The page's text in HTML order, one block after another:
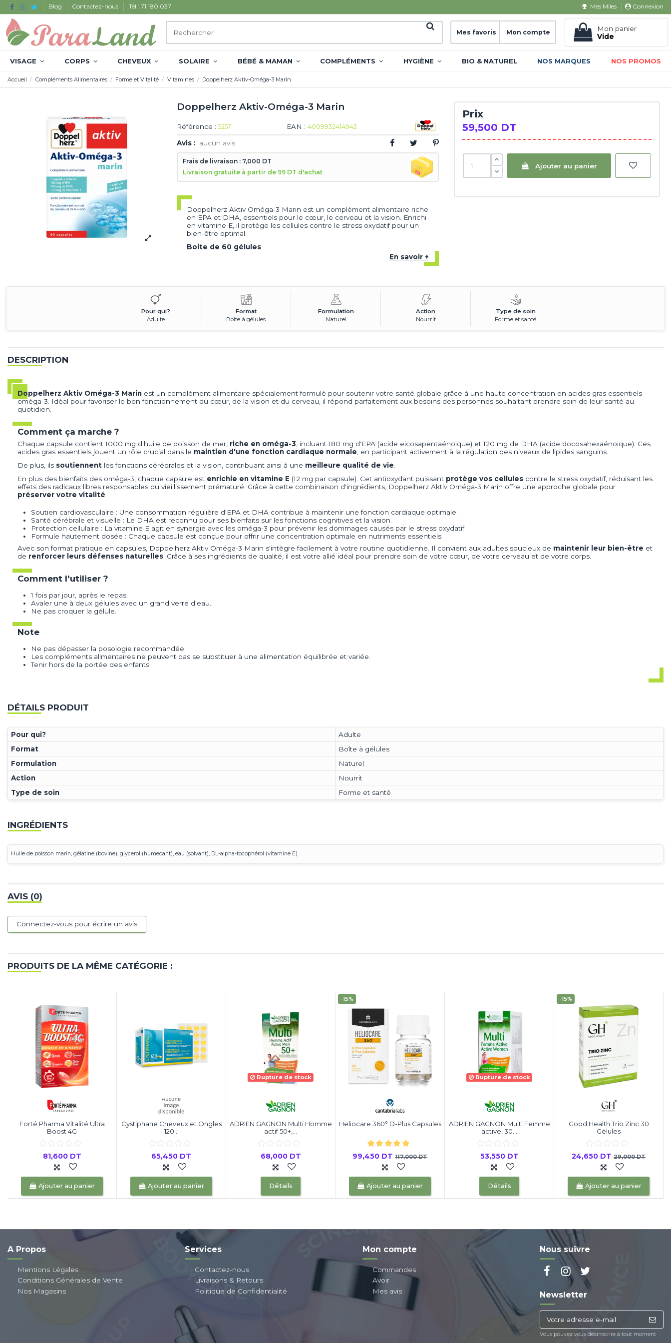
Blog Contactez-nous Tél : 71 180 037 Mes Miles Connexion
Mes favoris Mon compte
Mon panier
Vide
VISAGE CORPS CHEVEUX SOLAIRE BÉBÉ & MAMAN COMPLÉMENTS HYGIÈNE BIO & NATUREL NOS MARQUES NOS PROMOS
Accueil Compléments Alimentaires Forme et Vitalité Vitamines Doppelherz Aktiv-Oméga-3 Marin
Doppelherz Aktiv-Oméga-3 Marin
Référence : 5257 EAN : 4009932414943
Avis : aucun avis
Frais de livraison : 7,000 DT
Livraison gratuite à partir de 99 DT d'achat
Doppelherz Aktiv Oméga-3 Marin est un complément alimentaire riche
en EPA et DHA, essentiels pour le cœur, le cerveau et la vision. Enrichi
en vitamine E, il protège les cellules contre le stress oxydatif pour un
bien-être optimal.
Boite de 60 gélules
En savoir +
Prix
59,500 DT
Ajouter au panier
Pour qui?
Adulte
Format
Boîte à gélules
Formulation
Naturel
Action
Nourrit
Type de soin
Forme et santé
DESCRIPTION
Doppelherz Aktiv Oméga-3 Marin est un complément alimentaire spécialement formulé pour soutenir votre santé globale grâce à une haute concentration en acides gras essentiels
oméga-3. Idéal pour favoriser le bon fonctionnement du cœur, de la vision et du cerveau, il répond parfaitement aux besoins des personnes souhaitant prendre soin de leur santé au
quotidien.
Comment ça marche ?
Chaque capsule contient 1000 mg d'huile de poisson de mer, riche en oméga-3, incluant 180 mg d'EPA (acide eicosapentaénoïque) et 120 mg de DHA (acide docosahexaénoïque). Ces
acides gras essentiels jouent un rôle crucial dans le maintien d'une fonction cardiaque normale, en participant activement à la régulation des niveaux de lipides sanguins.
De plus, ils soutiennent les fonctions cérébrales et la vision, contribuant ainsi à une meilleure qualité de vie
En plus des bienfaits des oméga-3, chaque capsule est enrichie en vitamine E (12 mg par capsule). Cet antioxydant puissant protège vos cellules contre le stress oxydatif, réduisant les
effets des radicaux libres responsables du vieillissement prématuré. Grâce à cette combinaison d'ingrédients, Doppelherz Aktiv Oméga-3 Marin offre une approche globale pour
préserver votre vitalité
Soutien cardiovasculaire : Une consommation régulière d'EPA et DHA contribue à maintenir une fonction cardiaque optimale.
Santé cérébrale et visuelle : Le DHA est reconnu pour ses bienfaits sur les fonctions cognitives et la vision.
Protection cellulaire : La vitamine E agit en synergie avec les oméga-3 pour prévenir les dommages causés par le stress oxydatif.
Formule hautement dosée : Chaque capsule est conçue pour offrir une concentration optimale en nutriments essentiels.
Avec son format pratique en capsules, Doppelherz Aktiv Oméga-3 Marin s'intègre facilement à votre routine quotidienne. Il convient aux adultes soucieux de maintenir leur bien-être et
de renforcer leurs défenses naturelles . Grâce à ses ingrédients de qualité, il est votre allié idéal pour prendre soin de votre cœur, de votre cerveau et de votre corps.
Comment l'utiliser ?
1 fois par jour, après le repas.
Avaler une à deux gélules avec un grand verre d'eau.
Ne pas croquer la gélule.
Note
Ne pas dépasser la posologie recommandée.
Les compléments alimentaires ne peuvent pas se substituer à une alimentation équilibrée et variée.
Tenir hors de la portée des enfants.
DÉTAILS PRODUIT
Pour qui?
Adulte
Format
Boîte à gélules
Formulation
Naturel
Action
Nourrit
Type de soin
Forme et santé
INGRÉDIENTS
Huile de poisson marin, gélatine (bovine), glycerol (humecant), eau (solvant), DL-alpha-tocophérol (vitamine E).
AVIS (0)
Connectez-vous pour écrire un avis
PRODUITS DE LA MÊME CATÉGORIE :
Forté Pharma Vitalité Ultra
Boost 4G
81,600 DT
Ajouter au panier
Cystiphane Cheveux et Ongles
120...
65,450 DT
Ajouter au panier
Rupture de stock
ADRIEN GAGNON Multi Homme
actif 50+,...
68,000 DT
Détails
-15%
Heliocare 360° D-Plus Capsules
99,450 DT 117,000 DT
Ajouter au panier
Rupture de stock
ADRIEN GAGNON Multi Femme
active, 30...
53,550 DT
Détails
-15%
Good Health Trio Zinc 30
Gélules
24,650 DT 29,000 DT
Ajouter au panier
A Propos
Mentions Légales
Conditions Générales de Vente
Nos Magasins
Services
Contactez-nous
Livraisons & Retours
Politique de Confidentialité
Mon compte
Commandes
Avoir
Mes avis
Nous suivre
Newsletter
Vous pouvez vous désinscrire à tout moment